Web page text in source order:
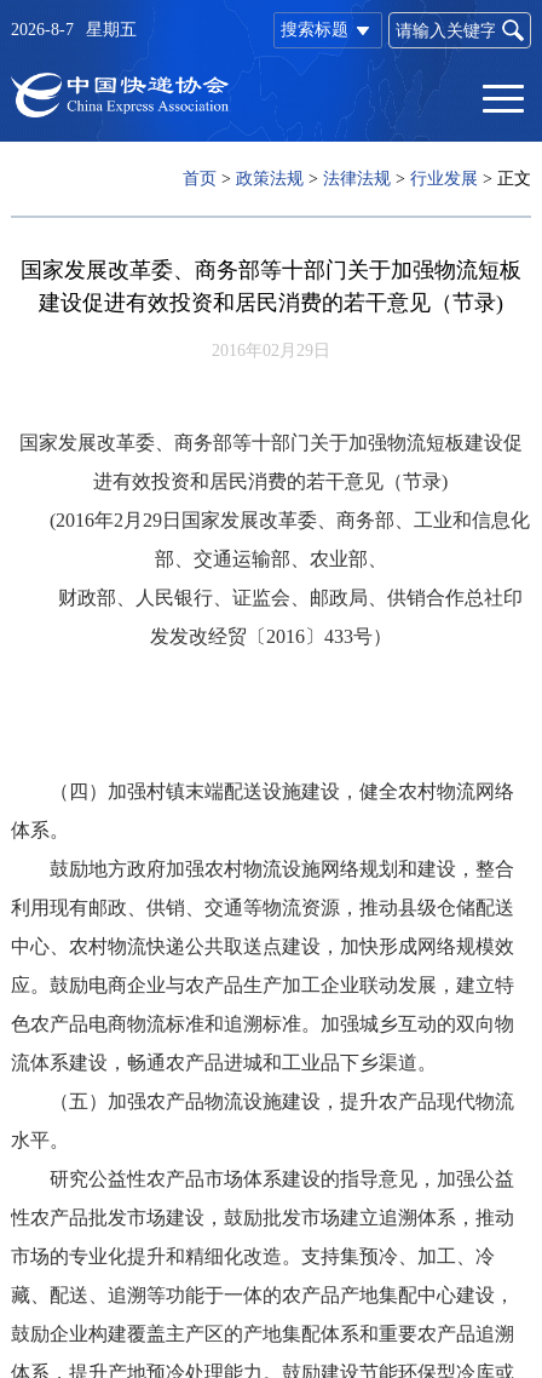
搜索标题
2026-8-7 星期五
首页 >政策法规 >法律法规 >行业发展 > 正文
国家发展改革委、商务部等十部门关于加强物流短板
建设促进有效投资和居民消费的若干意见（节录)
2016年02月29日
国家发展改革委、商务部等十部门关于加强物流短板建设促
进有效投资和居民消费的若干意见（节录)
(2016年2月29日国家发展改革委、商务部、工业和信息化
部、交通运输部、农业部、
财政部、人民银行、证监会、邮政局、供销合作总社印
发发改经贸〔2016〕433号）
（四）加强村镇末端配送设施建设，健全农村物流网络
体系。
鼓励地方政府加强农村物流设施网络规划和建设，整合
利用现有邮政、供销、交通等物流资源，推动县级仓储配送
中心、农村物流快递公共取送点建设，加快形成网络规模效
应。鼓励电商企业与农产品生产加工企业联动发展，建立特
色农产品电商物流标准和追溯标准。加强城乡互动的双向物
流体系建设，畅通农产品进城和工业品下乡渠道。
（五）加强农产品物流设施建设，提升农产品现代物流
水平。
研究公益性农产品市场体系建设的指导意见，加强公益
性农产品批发市场建设，鼓励批发市场建立追溯体系，推动
市场的专业化提升和精细化改造。支持集预冷、加工、冷
藏、配送、追溯等功能于一体的农产品产地集配中心建设，
鼓励企业构建覆盖主产区的产地集配体系和重要农产品追溯
体系，提升产地预冷处理能力。鼓励建设节能环保型冷库或